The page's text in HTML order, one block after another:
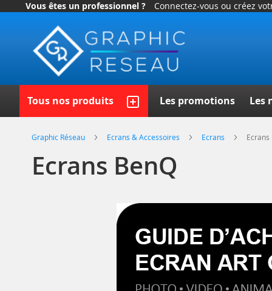
Vous êtes un professionnel ? Connectez-vous ou créez
Allez
contenu
Tous nos produits Les promotions Les
Graphic Réseau Ecrans & Accessoires Ecrans Ecrans
Ecrans BenQ